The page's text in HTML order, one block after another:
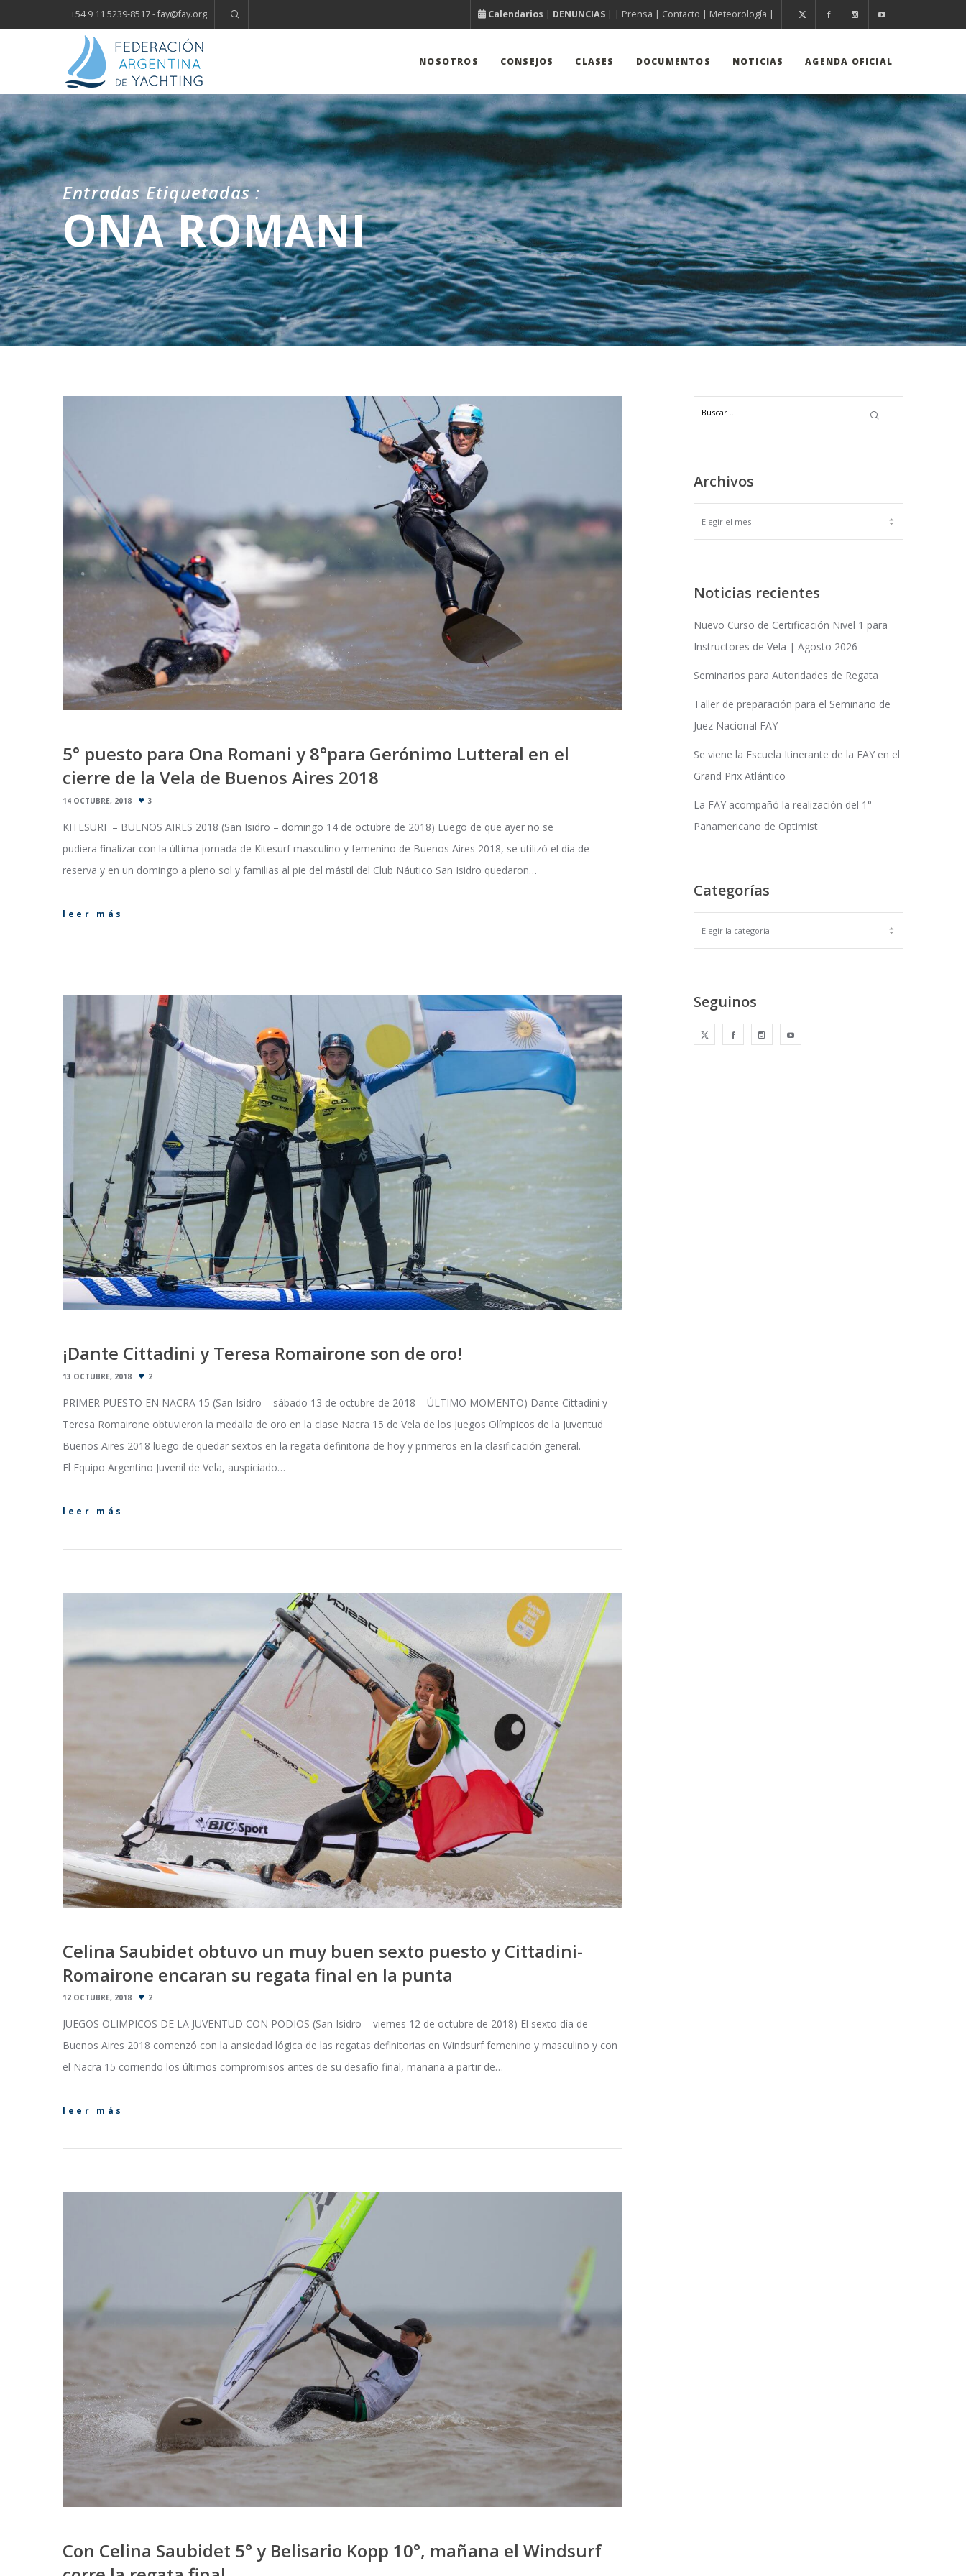
+54 9 11 5239-8517 - fay@fay.org Calendarios | DENUNCIAS | | Prensa | Contacto | Meteorología |
NOSOTROS CONSEJOS CLASES DOCUMENTOS NOTICIAS AGENDA OFICIAL
Entradas Etiquetadas :
ONA ROMANI
5° puesto para Ona Romani y 8°para Gerónimo Lutteral en el
cierre de la Vela de Buenos Aires 2018
14 OCTUBRE, 2018 3
KITESURF – BUENOS AIRES 2018 (San Isidro – domingo 14 de octubre de 2018) Luego de que ayer no se
pudiera finalizar con la última jornada de Kitesurf masculino y femenino de Buenos Aires 2018, se utilizó el día de
reserva y en un domingo a pleno sol y familias al pie del mástil del Club Náutico San Isidro quedaron…
leer más
¡Dante Cittadini y Teresa Romairone son de oro!
13 OCTUBRE, 2018 2
PRIMER PUESTO EN NACRA 15 (San Isidro – sábado 13 de octubre de 2018 – ÚLTIMO MOMENTO) Dante Cittadini y
Teresa Romairone obtuvieron la medalla de oro en la clase Nacra 15 de Vela de los Juegos Olímpicos de la Juventud
Buenos Aires 2018 luego de quedar sextos en la regata definitoria de hoy y primeros en la clasificación general.
El Equipo Argentino Juvenil de Vela, auspiciado…
leer más
Celina Saubidet obtuvo un muy buen sexto puesto y Cittadini-
Romairone encaran su regata final en la punta
12 OCTUBRE, 2018 2
JUEGOS OLIMPICOS DE LA JUVENTUD CON PODIOS (San Isidro – viernes 12 de octubre de 2018) El sexto día de
Buenos Aires 2018 comenzó con la ansiedad lógica de las regatas definitorias en Windsurf femenino y masculino y con
el Nacra 15 corriendo los últimos compromisos antes de su desafío final, mañana a partir de…
leer más
Con Celina Saubidet 5° y Belisario Kopp 10°, mañana el Windsurf
Archivos
ARCHIVOS
Noticias recientes
Nuevo Curso de Certificación Nivel 1 para
Instructores de Vela | Agosto 2026
Seminarios para Autoridades de Regata
Taller de preparación para el Seminario de
Juez Nacional FAY
Se viene la Escuela Itinerante de la FAY en el
Grand Prix Atlántico
La FAY acompañó la realización del 1°
Panamericano de Optimist
Categorías
Seguinos